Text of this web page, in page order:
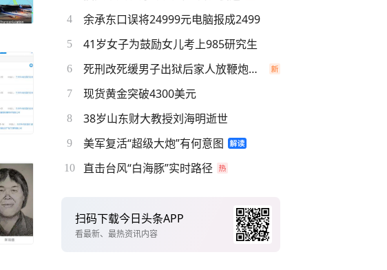
4 余承东口误将24999元电脑报成2499
5 41岁女子为鼓励女儿考上985研究生
6 死刑改死缓男子出狱后家人放鞭炮庆祝
7 现货黄金突破4300美元
8 38岁山东财大教授刘海明逝世
9 美军复活“超级大炮”有何意图
10 直击台风“白海豚”实时路径
扫码下载今日头条APP
看最新、最热资讯内容